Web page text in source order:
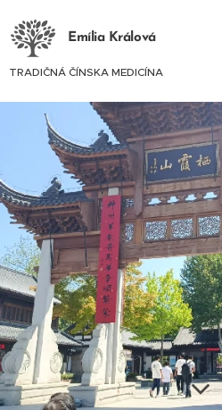
Emília Králová
TRADIČNÁ ČÍNSKA MEDICÍNA